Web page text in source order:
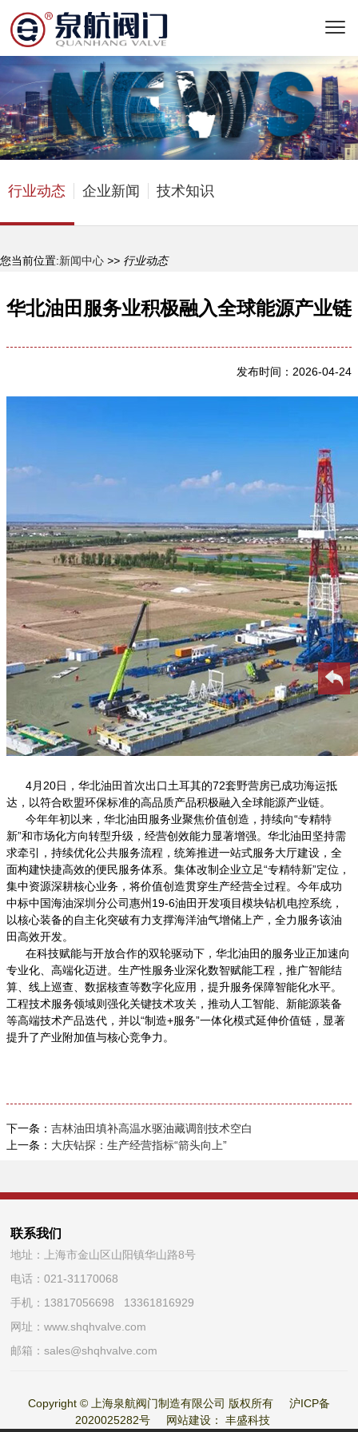
行业动态 企业新闻 技术知识
您当前位置:新闻中心 >> 行业动态
华北油田服务业积极融入全球能源产业链
发布时间：2026-04-24
4月20日，华北油田首次出口土耳其的72套野营房已成功海运抵
达，以符合欧盟环保标准的高品质产品积极融入全球能源产业链。
今年年初以来，华北油田服务业聚焦价值创造，持续向“专精特
新”和市场化方向转型升级，经营创效能力显著增强。华北油田坚持需
求牵引，持续优化公共服务流程，统筹推进一站式服务大厅建设，全
面构建快捷高效的便民服务体系。集体改制企业立足“专精特新”定位，
集中资源深耕核心业务，将价值创造贯穿生产经营全过程。今年成功
中标中国海油深圳分公司惠州19-6油田开发项目模块钻机电控系统，
以核心装备的自主化突破有力支撑海洋油气增储上产，全力服务该油
田高效开发。
在科技赋能与开放合作的双轮驱动下，华北油田的服务业正加速向
专业化、高端化迈进。生产性服务业深化数智赋能工程，推广智能结
算、线上巡查、数据核查等数字化应用，提升服务保障智能化水平。
工程技术服务领域则强化关键技术攻关，推动人工智能、新能源装备
等高端技术产品迭代，并以“制造+服务”一体化模式延伸价值链，显著
提升了产业附加值与核心竞争力。
下一条： 吉林油田填补高温水驱油藏调剖技术空白
上一条： 大庆钻探：生产经营指标“箭头向上”
联系我们
地址：上海市金山区山阳镇华山路8号
电话：021-31170068
手机：13817056698 13361816929
网址：www.shqhvalve.com
邮箱：sales@shqhvalve.com
Copyright © 上海泉航阀门制造有限公司 版权所有 沪ICP备
2020025282号
网站建设： 丰盛科技